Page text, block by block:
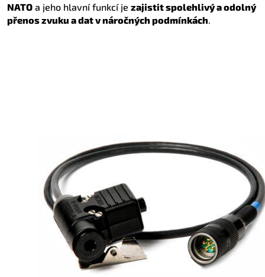
NATO a jeho hlavní funkcí je zajistit spolehlivý a odolný
přenos zvuku a dat v náročných podmínkách.